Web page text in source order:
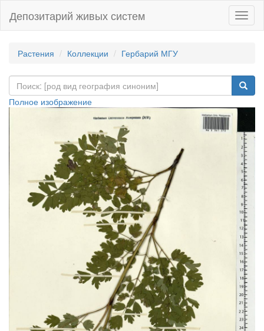
Депозитарий живых систем
Растения Коллекции Гербарий МГУ
Полное изображение